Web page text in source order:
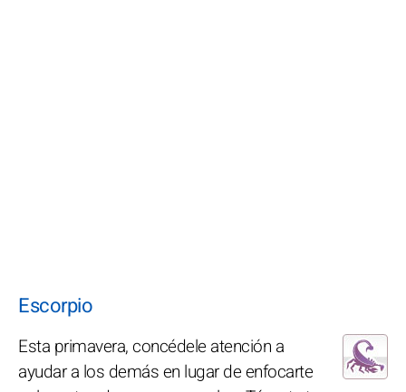
Escorpio
Esta primavera, concédele atención a
ayudar a los demás en lugar de enfocarte